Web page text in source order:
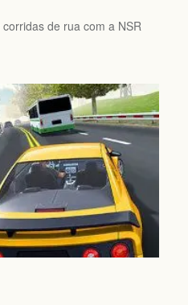
de rua com a NSR